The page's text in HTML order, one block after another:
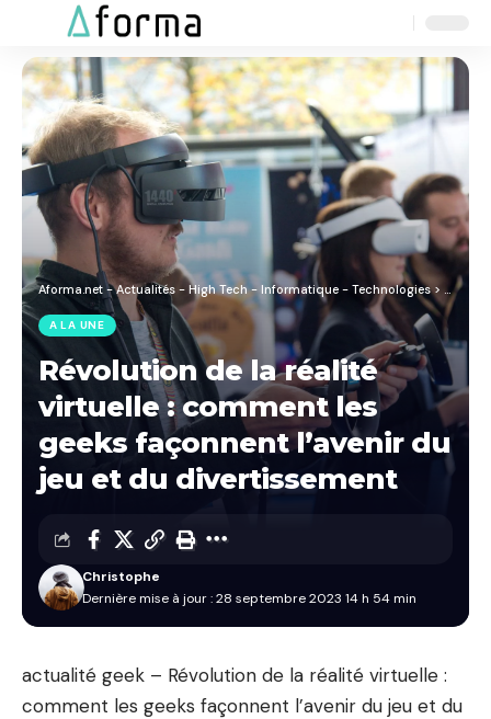
Resizer
Aforma.net - Actualités - High Tech - Informatique - Technologies> Blog
A LA UNE
Révolution de la réalité
virtuelle : comment les
geeks façonnent l’avenir du
jeu et du divertissement
Dernière mise à jour : 28 septembre 2023 14 h 54 min
Christophe
actualité geek – Révolution de la réalité virtuelle :
comment les geeks façonnent l’avenir du jeu et du